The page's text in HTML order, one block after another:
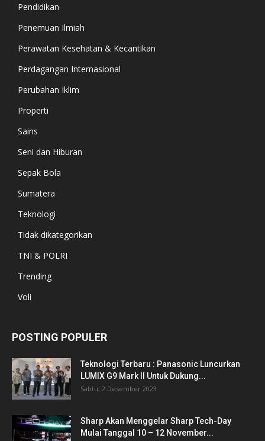
Pendidikan
Penemuan Ilmiah
Perawatan Kesehatan & Kecantikan
Perdagangan Internasional
Perubahan Iklim
Properti
Sains
Seni dan Hiburan
Sepak Bola
Sumatera
Teknologi
Tidak dikategorikan
TNI & POLRI
Trending
Voli
POSTING POPULER
Teknologi Terbaru : Panasonic Luncurkan
LUMIX G9 Mark II Untuk Dukung...
Sabtu, 2 Desember 2023
Sharp Akan Menggelar Sharp Tech-Day
Mulai Tanggal 10 – 12 November...